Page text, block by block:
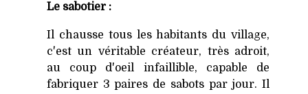
Le sabotier :
Il chausse tous les habitants du village,
c'est un véritable créateur, très adroit,
au coup d'oeil infaillible, capable de
fabriquer 3 paires de sabots par jour. Il